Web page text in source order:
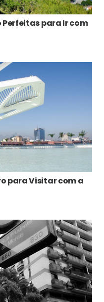
Perfeitas para Ir com
para Visitar com a